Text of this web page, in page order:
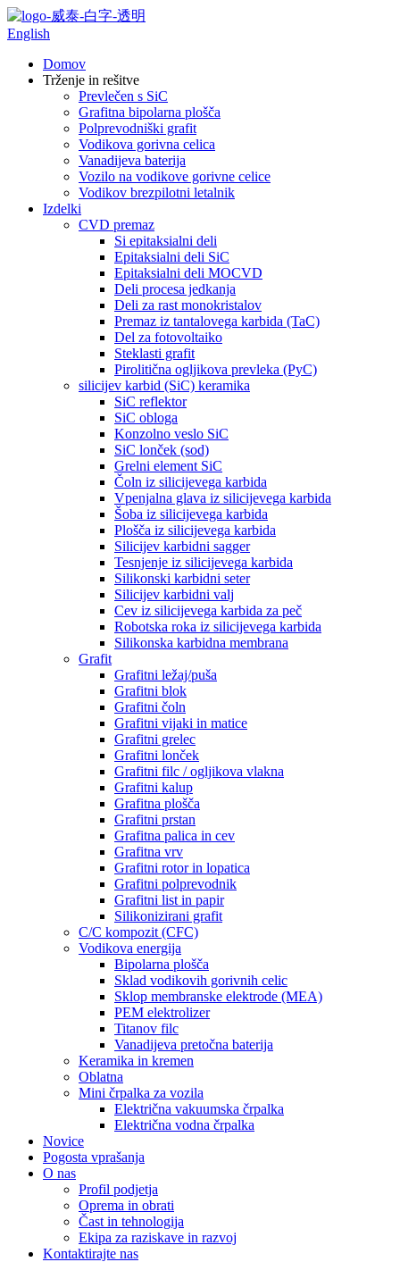
English
Domov
Trženje in rešitve
Prevlečen s SiC
Grafitna bipolarna plošča
Polprevodniški grafit
Vodikova gorivna celica
Vanadijeva baterija
Vozilo na vodikove gorivne celice
Vodikov brezpilotni letalnik
Izdelki
CVD premaz
Si epitaksialni deli
Epitaksialni deli SiC
Epitaksialni deli MOCVD
Deli procesa jedkanja
Deli za rast monokristalov
Premaz iz tantalovega karbida (TaC)
Del za fotovoltaiko
Steklasti grafit
Pirolitična ogljikova prevleka (PyC)
silicijev karbid (SiC) keramika
SiC reflektor
SiC obloga
Konzolno veslo SiC
SiC lonček (sod)
Grelni element SiC
Čoln iz silicijevega karbida
Vpenjalna glava iz silicijevega karbida
Šoba iz silicijevega karbida
Plošča iz silicijevega karbida
Silicijev karbidni sagger
Tesnjenje iz silicijevega karbida
Silikonski karbidni seter
Silicijev karbidni valj
Cev iz silicijevega karbida za peč
Robotska roka iz silicijevega karbida
Silikonska karbidna membrana
Grafit
Grafitni ležaj/puša
Grafitni blok
Grafitni čoln
Grafitni vijaki in matice
Grafitni grelec
Grafitni lonček
Grafitni filc / ogljikova vlakna
Grafitni kalup
Grafitna plošča
Grafitni prstan
Grafitna palica in cev
Grafitna vrv
Grafitni rotor in lopatica
Grafitni polprevodnik
Grafitni list in papir
Silikonizirani grafit
C/C kompozit (CFC)
Vodikova energija
Bipolarna plošča
Sklad vodikovih gorivnih celic
Sklop membranske elektrode (MEA)
PEM elektrolizer
Titanov filc
Vanadijeva pretočna baterija
Keramika in kremen
Oblatna
Mini črpalka za vozila
Električna vakuumska črpalka
Električna vodna črpalka
Novice
Pogosta vprašanja
O nas
Profil podjetja
Oprema in obrati
Čast in tehnologija
Ekipa za raziskave in razvoj
Kontaktirajte nas